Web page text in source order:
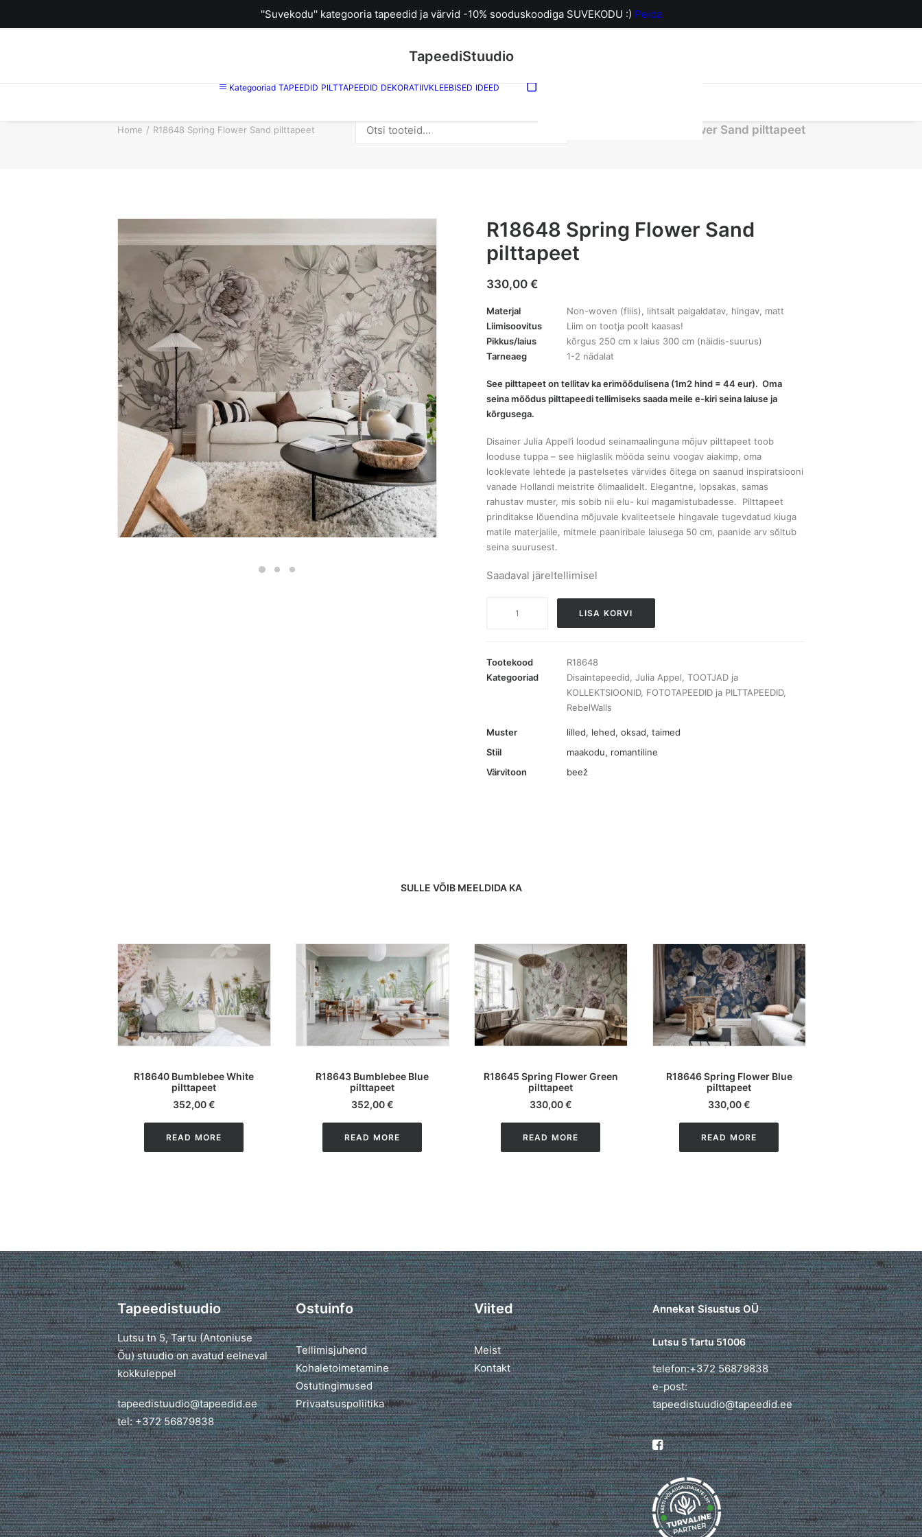
''Suvekodu'' kategooria tapeedid ja värvid -10% sooduskoodiga SUVEKODU :) Peida
TapeediStuudio
Kategooriad TAPEEDID PILTTAPEEDID DEKORATIIVKLEEBISED IDEED
Home R18648 Spring Flower Sand pilttapeet R18648 Spring Flower Sand pilttapeet
R18648 Spring Flower Sand
pilttapeet
330,00 €
Materjal
Non-woven (fliis), lihtsalt paigaldatav, hingav, matt
Liimisoovitus
Liim on tootja poolt kaasas!
Pikkus/laius
kõrgus 250 cm x laius 300 cm (näidis-suurus)
Tarneaeg
1-2 nädalat
See pilttapeet on tellitav ka erimõõdulisena (1m2 hind = 44 eur). Oma
seina mõõdus pilttapeedi tellimiseks saada meile e-kiri seina laiuse ja
kõrgusega.
Disainer Julia Appel’i loodud seinamaalinguna mõjuv pilttapeet toob
looduse tuppa – see hiiglaslik mööda seinu voogav aiakimp, oma
looklevate lehtede ja pastelsetes värvides õitega on saanud inspiratsiooni
vanade Hollandi meistrite õlimaalidelt. Elegantne, lopsakas, samas
rahustav muster, mis sobib nii elu- kui magamistubadesse. Pilttapeet
prinditakse lõuendina mõjuvale kvaliteetsele hingavale tugevdatud kiuga
matile materjalile, mitmele paaniribale laiusega 50 cm, paanide arv sõltub
seina suurusest.
Saadaval järeltellimisel
Sand
pilttapeet
LISA KORVI
Tootekood
R18648
Kategooriad
Disaintapeedid Julia Appel TOOTJAD ja
KOLLEKTSIOONID, FOTOTAPEEDID ja PILTTAPEEDID,
RebelWalls
Muster lilled, lehed, oksad, taimed
Stiil
maakodu, romantiline
Värvitoon
beež
SULLE VÕIB MEELDIDA KA
R18640 Bumblebee White
pilttapeet
352,00€
READ MORE
R18643 Bumblebee Blue
pilttapeet
352,00€
READ MORE
R18645 Spring Flower Green
pilttapeet
330,00€
READ MORE
R18646 Spring Flower Blue
pilttapeet
330,00€
READ MORE
Tapeedistuudio
Lutsu tn 5, Tartu (Antoniuse
Õu) stuudio on avatud eelneval
kokkuleppel
tapeedistuudio@tapeedid.ee
tel: +372 56879838
Ostuinfo
Tellimisjuhend
Kohaletoimetamine
Ostutingimused
Privaatsuspoliitika
Viited
Meist
Kontakt
Annekat Sisustus OÜ
Lutsu 5 Tartu 51006
telefon:+372 56879838
e-post:
tapeedistuudio@tapeedid.ee